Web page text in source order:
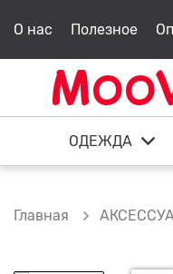
О нас Полезное
ОДЕЖДА
Главная